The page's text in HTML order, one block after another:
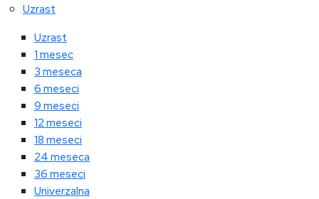
Uzrast
Uzrast
1 mesec
3 meseca
6 meseci
9 meseci
12 meseci
18 meseci
24 meseca
36 meseci
Univerzalna